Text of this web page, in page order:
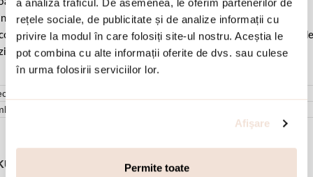
rețele sociale, de publicitate și de analize informații cu
privire la modul în care folosiți site-ul nostru. Aceștia le
pot combina cu alte informații oferite de dvs. sau culese
în urma folosirii serviciilor lor.
Afişare
Permite toate
cu apa si produsele cosmetice. Dupa fiecare purtare este
sa o lustruiti cu o laveta curata pentru a evita depunerea de
(0)